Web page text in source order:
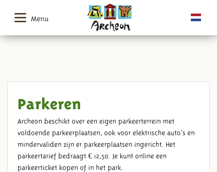
Menu
Parkeren
Archeon beschikt over een eigen parkeerterrein met
voldoende parkeerplaatsen, ook voor elektrische auto's en
mindervaliden zijn er parkeerplaatsen ingericht. Het
parkeertarief bedraagt € 12,50. Je kunt online een
parkeerticket kopen of in het park.